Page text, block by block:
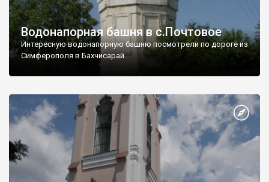
Водонапорная башня в с.Почтовое
Интересную водонапорную башню посмотрели по дороге из
Симферополя в Бахчисарай.